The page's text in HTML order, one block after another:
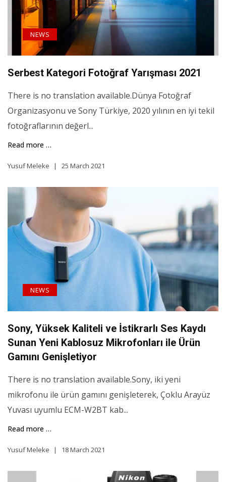
NEWS
Serbest Kategori Fotoğraf Yarışması 2021
There is no translation available.Dünya Fotoğraf
Organizasyonu ve Sony Türkiye, 2020 yılının en iyi tekil
fotoğraflarının değerl...
Read more …
Yusuf Meleke 25 March 2021
NEWS
Sony, Yüksek Kaliteli ve İstikrarlı Ses Kaydı
Sunan Yeni Kablosuz Mikrofonları ile Ürün
Gamını Genişletiyor
There is no translation available.Sony, iki yeni
mikrofonu ile ürün gamını genişleterek, Çoklu Arayüz
Yuvası uyumlu ECM-W2BT kab...
Read more …
Yusuf Meleke 18 March 2021